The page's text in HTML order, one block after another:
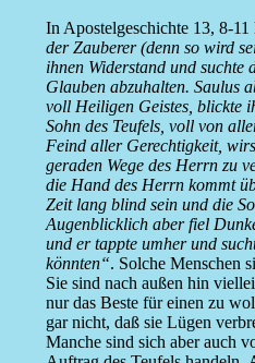
In Apostelgeschichte 13, 8-11
der Zauberer (denn so wird
ihnen Widerstand und suchte
Glauben abzuhalten. Saulus
voll Heiligen Geistes, blickte
Sohn des Teufels, voll von
Feind aller Gerechtigkeit,
geraden Wege des Herrn zu
die Hand des Herrn kommt
Zeit lang blind sein und die
Augenblicklich aber fiel
und er tappte umher und
könnten“. Solche Menschen
Sie sind nach außen hin
nur das Beste für einen zu
gar nicht, daß sie Lügen
Manche sind sich aber auch